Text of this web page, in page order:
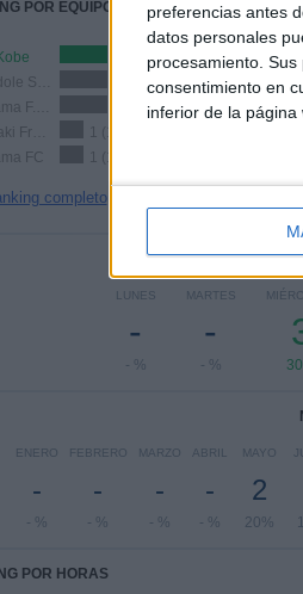
preferencias antes
datos personales
procesamiento.
consentimiento en
inferior de la página
POR EQUIPOS
2 (20%)
2 (20%)
2 (20%)
1 (10%)
FC
1 (10%)
completo
Nº DE
LUNES
-
- %
MARTES
-
- %
ENERO
-
- %
FEBRERO
-
- %
MARZO
-
- %
ABRIL
-
- %
MAYO
2
20%
POR HORAS